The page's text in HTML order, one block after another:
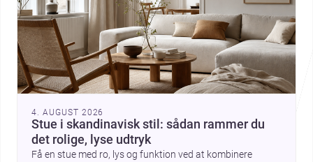
4. AUGUST 2026
Stue i skandinavisk stil: sådan rammer du
det rolige, lyse udtryk
Få en stue med ro, lys og funktion ved at kombinere